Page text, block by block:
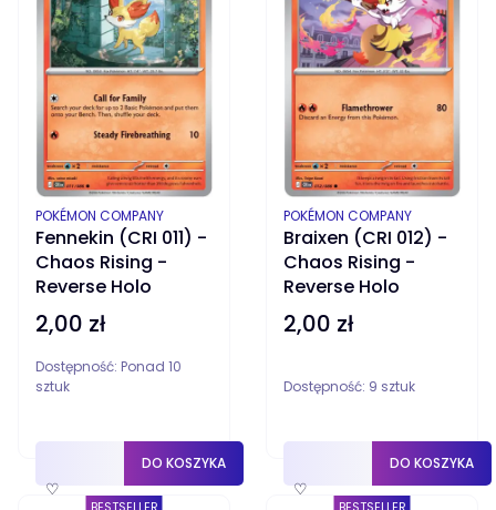
Fennekin (CRI 011) -
Chaos Rising -
Reverse Holo
PRODUCENT
POKÉMON COMPANY
Cena
2,00 zł
Dostępność: Ponad 10
sztuk
♡
DO KOSZYKA
Braixen (CRI 012) -
Chaos Rising -
Reverse Holo
PRODUCENT
POKÉMON COMPANY
Cena
2,00 zł
Dostępność: 9 sztuk
♡
DO KOSZYKA